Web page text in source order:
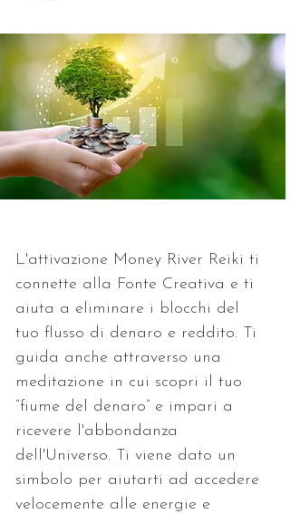
L'attivazione Money River Reiki ti
connette alla Fonte Creativa e ti
aiuta a eliminare i blocchi del
tuo flusso di denaro e reddito. Ti
guida anche attraverso una
meditazione in cui scopri il tuo
“fiume del denaro” e impari a
ricevere l'abbondanza
dell'Universo. Ti viene dato un
simbolo per aiutarti ad accedere
velocemente alle energie e